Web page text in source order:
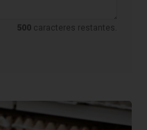
500 caracteres restantes.